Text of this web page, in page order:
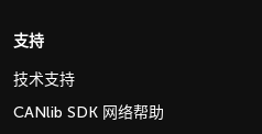
支持
技术支持
CANlib SDK 网络帮助